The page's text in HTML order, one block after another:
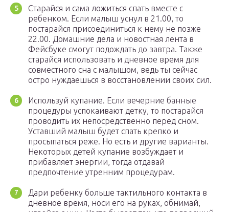
Старайся и сама ложиться спать вместе с
ребенком. Если малыш уснул в 21.00, то
постарайся присоединиться к нему не позже
22.00. Домашние дела и новостная лента в
Фейсбуке смогут подождать до завтра. Также
старайся использовать и дневное время для
совместного сна с малышом, ведь ты сейчас
остро нуждаешься в восстановлении своих сил.
Используй купание. Если вечерние банные
процедуры успокаивают детку, то постарайся
проводить их непосредственно перед сном.
Уставший малыш будет спать крепко и
просыпаться реже. Но есть и другие варианты.
Некоторых детей купание возбуждает и
прибавляет энергии, тогда отдавай
предпочтение утренним процедурам.
Дари ребенку больше тактильного контакта в
дневное время, носи его на руках, обнимай,